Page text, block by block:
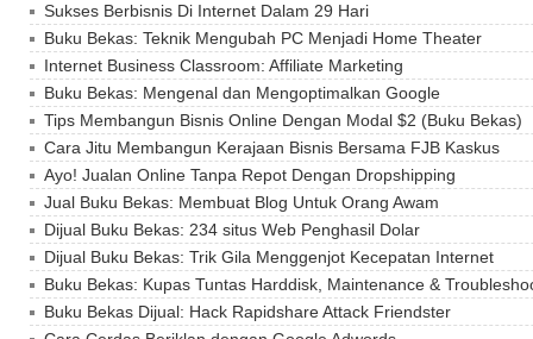
Sukses Berbisnis Di Internet Dalam 29 Hari
Buku Bekas: Teknik Mengubah PC Menjadi Home Theater
Internet Business Classroom: Affiliate Marketing
Buku Bekas: Mengenal dan Mengoptimalkan Google
Tips Membangun Bisnis Online Dengan Modal $2 (Buku Bekas)
Cara Jitu Membangun Kerajaan Bisnis Bersama FJB Kaskus
Ayo! Jualan Online Tanpa Repot Dengan Dropshipping
Jual Buku Bekas: Membuat Blog Untuk Orang Awam
Dijual Buku Bekas: 234 situs Web Penghasil Dolar
Dijual Buku Bekas: Trik Gila Menggenjot Kecepatan Internet
Buku Bekas: Kupas Tuntas Harddisk, Maintenance &
Buku Bekas Dijual: Hack Rapidshare Attack Friendster